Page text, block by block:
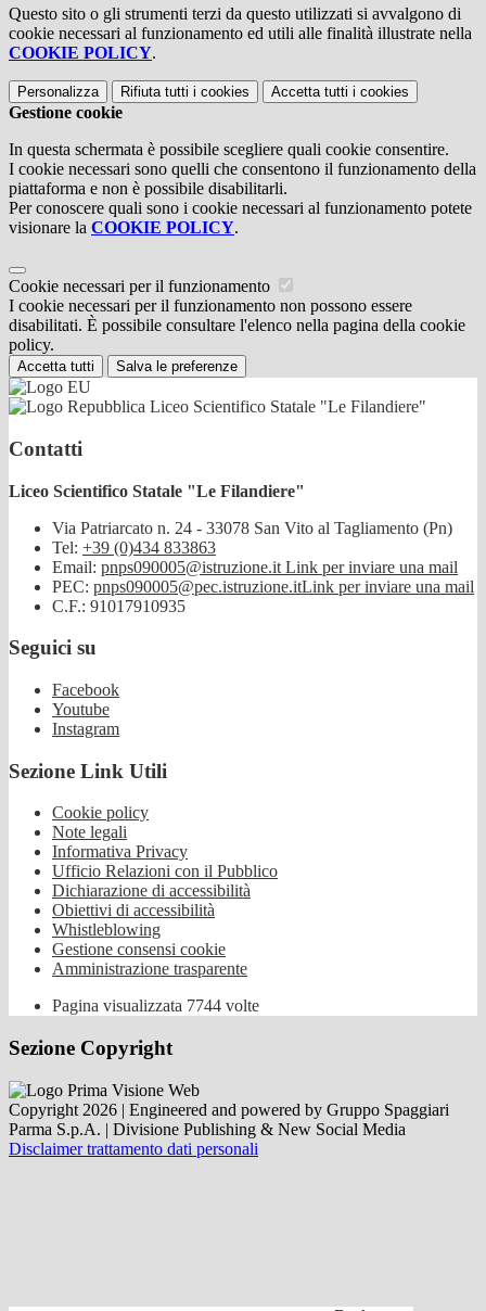
Questo sito o gli strumenti terzi da questo utilizzati si avvalgono di
cookie necessari al funzionamento ed utili alle finalità illustrate nella
COOKIE POLICY.
Personalizza Rifiuta tutti i cookies Accetta tutti i cookies
Gestione cookie
In questa schermata è possibile scegliere quali cookie consentire.
I cookie necessari sono quelli che consentono il funzionamento della
piattaforma e non è possibile disabilitarli.
Per conoscere quali sono i cookie necessari al funzionamento potete
visionare la COOKIE POLICY.
Cookie necessari per il funzionamento
I cookie necessari per il funzionamento non possono essere
disabilitati. È possibile consultare l'elenco nella pagina della cookie
policy.
Accetta tutti Salva le preferenze
Liceo Scientifico Statale "Le Filandiere"
Contatti
Liceo Scientifico Statale "Le Filandiere"
Via Patriarcato n. 24 - 33078 San Vito al Tagliamento (Pn)
Tel: +39 (0)434 833863
Email: pnps090005@istruzione.it Link per inviare una mail
PEC: pnps090005@pec.istruzione.itLink per inviare una mail
C.F.: 91017910935
Seguici su
Facebook
Youtube
Instagram
Sezione Link Utili
Cookie policy
Note legali
Informativa Privacy
Ufficio Relazioni con il Pubblico
Dichiarazione di accessibilità
Obiettivi di accessibilità
Whistleblowing
Gestione consensi cookie
Amministrazione trasparente
Pagina visualizzata 7744 volte
Sezione Copyright
Copyright 2026 | Engineered and powered by Gruppo Spaggiari
Parma S.p.A. | Divisione Publishing & New Social Media
Disclaimer trattamento dati personali